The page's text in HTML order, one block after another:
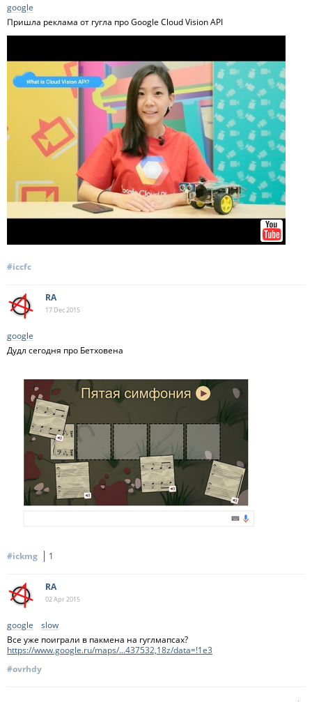
google
Пришла реклама от гугла про Google Cloud Vision API
#iccfc
RA
17 Dec2015
google
Дудл сегодня про Бетховена
#ickmg 1
RA
02 Apr2015
google
slow
Все уже поиграли в пакмена на гуглмапсах?
https://www.google.ru/maps/...437532,18z/data=!1e3
#ovrhdy